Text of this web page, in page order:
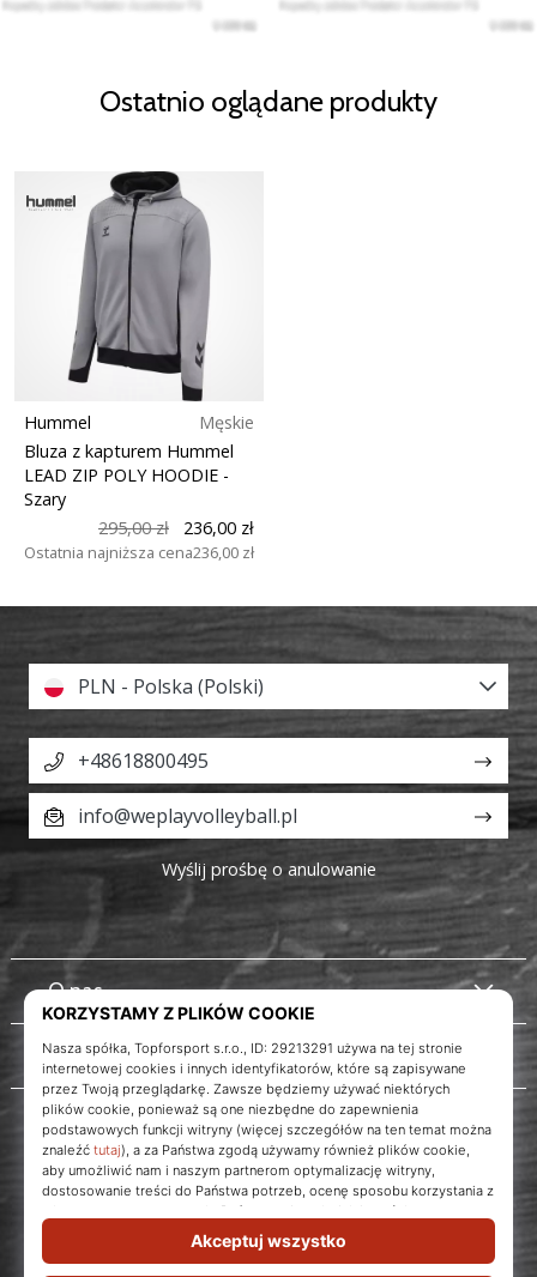
Ostatnio oglądane produkty
Hummel
Męskie
Bluza z kapturem Hummel
LEAD ZIP POLY HOODIE -
Szary
295,00 zł
236,00 zł
Ostatnia najniższa cena236,00 zł
WePlayVolleyball.pl
Instagram
O nas
Obsługa klienta
PLN - Polska (Polski)
+48618800495
info@weplayvolleyball.pl
Wyślij prośbę o anulowanie